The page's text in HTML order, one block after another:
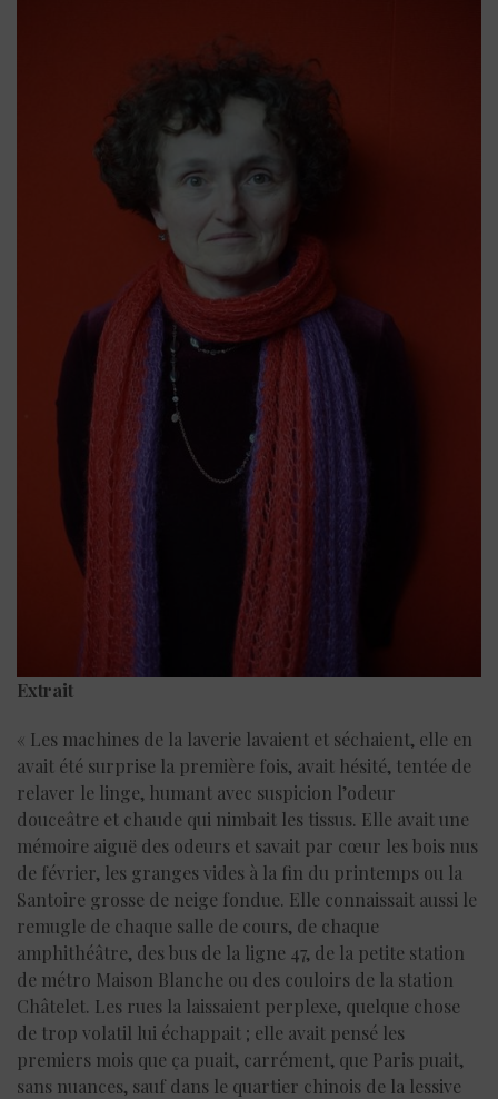
Extrait
« Les machines de la laverie lavaient et séchaient, elle en
avait été surprise la première fois, avait hésité, tentée de
relaver le linge, humant avec suspicion l’odeur
douceâtre et chaude qui nimbait les tissus. Elle avait une
mémoire aiguë des odeurs et savait par cœur les bois nus
de février, les granges vides à la fin du printemps ou la
Santoire grosse de neige fondue. Elle connaissait aussi le
remugle de chaque salle de cours, de chaque
amphithéâtre, des bus de la ligne 47, de la petite station
de métro Maison Blanche ou des couloirs de la station
Châtelet. Les rues la laissaient perplexe, quelque chose
de trop volatil lui échappait ; elle avait pensé les
premiers mois que ça puait, carrément, que Paris puait,
sans nuances, sauf dans le quartier chinois de la lessive